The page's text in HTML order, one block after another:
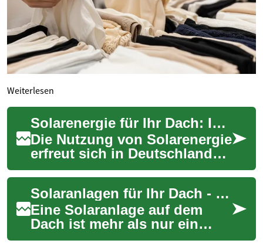
Weiterlesen
Solarenergie für Ihr Dach: Innovative Technologie für nachhaltiges Wohnen
Die Nutzung von Solarenergie
erfreut sich in Deutschland
zunehmender Beliebtheit. Ein
besonders innovatives
Konzept i...
Solaranlagen für Ihr Dach - Eine nachhaltige Investition in die Zukunft
Eine Solaranlage auf dem
Dach ist mehr als nur ein
Trend - sie ist eine